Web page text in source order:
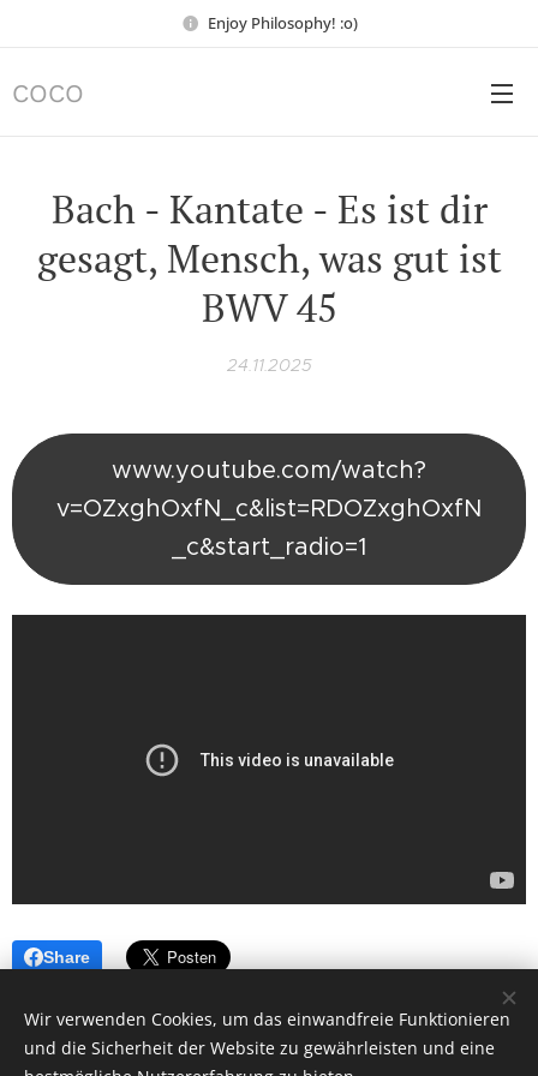
Enjoy Philosophy! :o)
COCO
Bach - Kantate - Es ist dir
gesagt, Mensch, was gut ist
BWV 45
24.11.2025
www.youtube.com/watch?
v=OZxghOxfN_c&list=RDOZxghOxfN
_c&start_radio=1
Share
Wir verwenden Cookies, um das einwandfreie Funktionieren
und die Sicherheit der Website zu gewährleisten und eine